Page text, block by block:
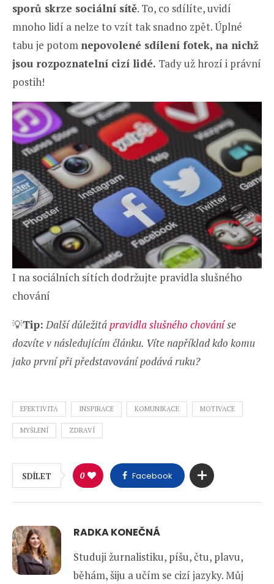
sporů skrze sociální sítě. To, co sdílíte, uvidí
mnoho lidí a nelze to vzít tak snadno zpět. Úplné
tabu je potom nepovolené sdílení fotek, na nichž
jsou rozpoznatelní cizí lidé. Tady už hrozí i právní
postih!
I na sociálních sítích dodržujte pravidla slušného
chování
💡Tip: Další důležitápravidla slušného chováníse
dozvíte v následujícím článku. Víte například kdo komu
jako první při představování podává ruku?
EFEKTIVITA INSPIRACE KOMUNIKACE MOTIVACE
MYŠLENÍ ZDRAVÍ
SDÍLET 0 Facebook
RADKA KONEČNÁ
Studuji žurnalistiku, píšu, čtu, plavu,
běhám, šiju a učím se cizí jazyky. Můj